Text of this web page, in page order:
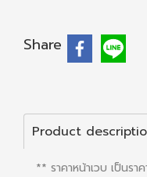
Share
Product
** ราคาหน้าเวบ เป็นร